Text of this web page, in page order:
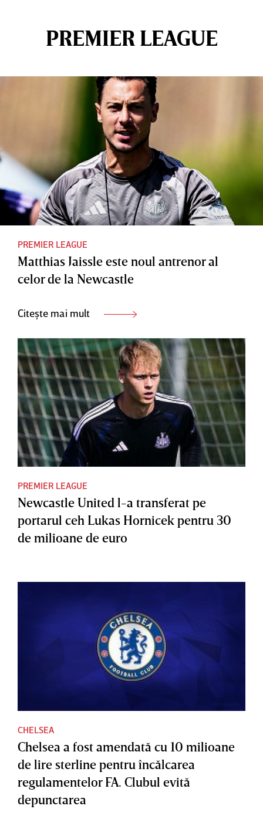
PREMIER LEAGUE
PREMIER LEAGUE
Matthias Jaissle este noul antrenor al
celor de la Newcastle
Citește mai mult
PREMIER LEAGUE
Newcastle United l-a transferat pe
portarul ceh Lukas Hornicek pentru 30
de milioane de euro
CHELSEA
Chelsea a fost amendată cu 10 milioane
de lire sterline pentru încălcarea
regulamentelor FA. Clubul evită
depunctarea